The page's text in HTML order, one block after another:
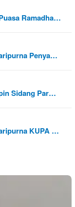
Ramadha…
Penya…
Sidang Par…
KUPA …